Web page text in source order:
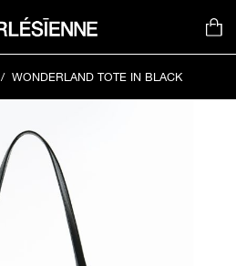
/ WONDERLAND TOTE IN BLACK